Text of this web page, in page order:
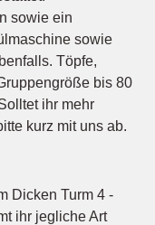
sowie ein
sowie
Töpfe,
bis 80
ihr mehr
kurz mit uns ab.
Dicken Turm 4 -
ihr jegliche Art